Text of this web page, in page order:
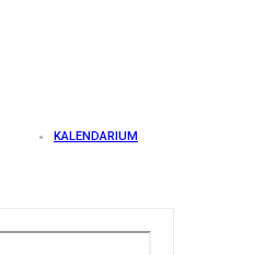
KALENDARIUM